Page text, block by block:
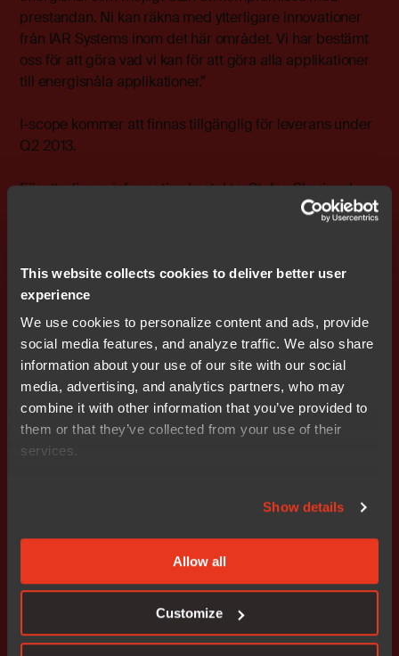
This website collects cookies to deliver better user
experience
We use cookies to personalize content and ads, provide
social media features, and analyze traffic. We also share
information about your use of our site with our social
media, advertising, and analytics partners, who may
combine it with other information that you’ve provided to
them or that they’ve collected from your use of their
services.
Show details
Allow all
Customize
prestandan. Ni kan räkna med ytterligare innovationer
från IAR Systems inom det här området. Vi har bestämt
oss för att göra vad vi kan för att göra alla applikationer
till energisnåla applikationer.”
I-scope kommer att finnas tillgänglig för leverans under
Q2 2013.
För ytterligare information kontakta: Stefan Skarin vd
och koncernchef IAR Systems Group AB: 46 708 65 10
IAR Systems grundades 1983 och är en av de ledande
leverantörerna i världen av programvara för
programmering av processorer i inbyggda system.
Programvaran används av över 14 000 företag för att
programmera processorer som styr produkter inom till
exempel industriautomation, medicinteknik,
konsumentelektronik och fordonsindustrin. IAR Systems
tillför värde till organisationer som utvecklar inbyggda
system. Vi tillhandahåller verktyg och tjänster som gör
kan leverera bättre produkter snabbare till sina
Bifogade bilder